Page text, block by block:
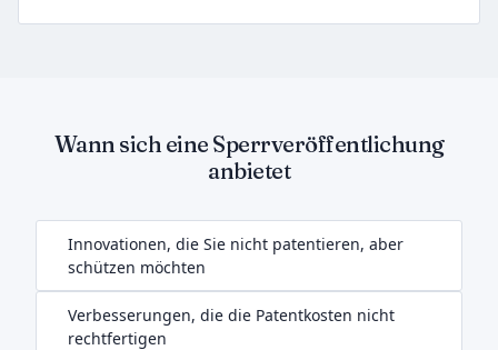
Wann sich eine Sperrveröffentlichung
anbietet
Innovationen, die Sie nicht patentieren, aber
schützen möchten
Verbesserungen, die die Patentkosten nicht
rechtfertigen